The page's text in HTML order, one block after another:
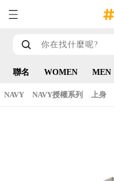
聯名 WOMEN MEN
NAVY NAVY授權系列 上身